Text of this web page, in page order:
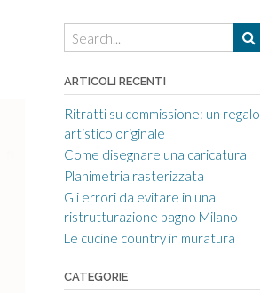
ARTICOLI RECENTI
Ritratti su commissione: un regalo
artistico originale
Come disegnare una caricatura
Planimetria rasterizzata
Gli errori da evitare in una
ristrutturazione bagno Milano
Le cucine country in muratura
CATEGORIE